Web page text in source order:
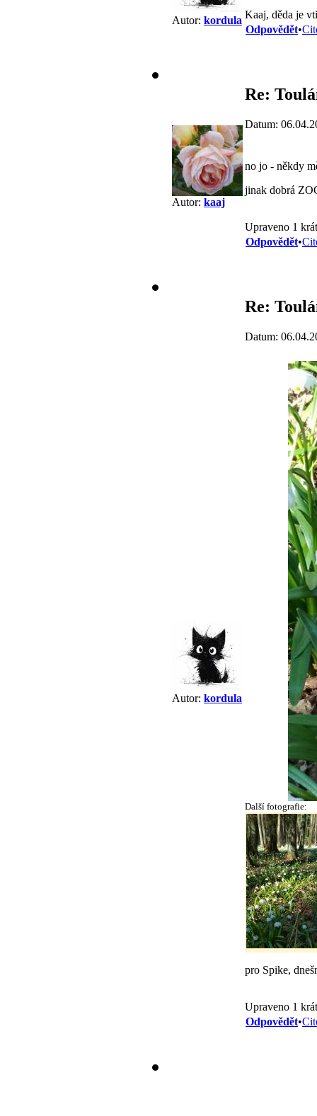
Autor: kordula Kaaj, děda je
Odpovědět•
Autor: kaaj
Re:
Datum:
no jo - někdy
jinak dobrá
Upraveno 1
Odpovědět•
Autor: kordula
Re:
Datum:
Další fotografie:
pro Spike,
Upraveno 1
Odpovědět•